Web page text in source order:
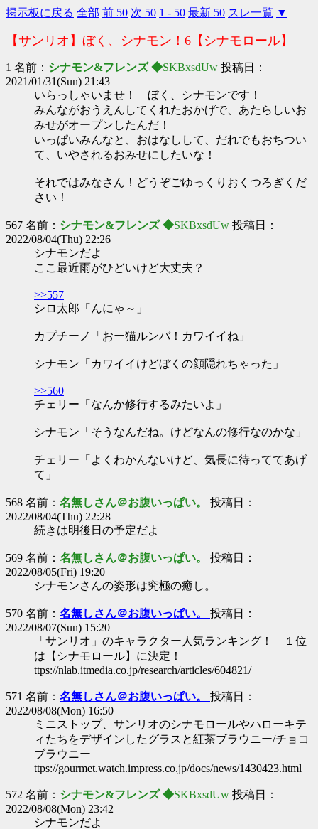
掲示板に戻る 全部 前 50 次 50 1 - 50 最新 50 スレ一覧 ▼
【サンリオ】ぼく、シナモン！6【シナモロール】
1 名前： シナモン&フレンズ ◆SKBxsdUw 投稿日：
2021/01/31(Sun) 21:43
いらっしゃいませ！ ぼく、シナモンです！
みんながおうえんしてくれたおかげで、あたらしいお
みせがオープンしたんだ！
いっぱいみんなと、おはなしして、だれでもおちつい
て、いやされるおみせにしたいな！
それではみなさん！どうぞごゆっくりおくつろぎくだ
さい！
567 名前： シナモン&フレンズ ◆SKBxsdUw 投稿日：
2022/08/04(Thu) 22:26
シナモンだよ
ここ最近雨がひどいけど大丈夫？
>>557
シロ太郎「んにゃ～」
カプチーノ「おー猫ルンバ！カワイイね」
シナモン「カワイイけどぼくの顔隠れちゃった」
>>560
チェリー「なんか修行するみたいよ」
シナモン「そうなんだね。けどなんの修行なのかな」
チェリー「よくわかんないけど、気長に待っててあげ
て」
568 名前： 名無しさん＠お腹いっぱい。 投稿日：
2022/08/04(Thu) 22:28
続きは明後日の予定だよ
569 名前： 名無しさん＠お腹いっぱい。 投稿日：
2022/08/05(Fri) 19:20
シナモンさんの姿形は究極の癒し。
570 名前： 名無しさん＠お腹いっぱい。 投稿日：
2022/08/07(Sun) 15:20
「サンリオ」のキャラクター人気ランキング！ １位
は【シナモロール】に決定！
ttps://nlab.itmedia.co.jp/research/articles/604821/
571 名前： 名無しさん＠お腹いっぱい。 投稿日：
2022/08/08(Mon) 16:50
ミニストップ、サンリオのシナモロールやハローキテ
ィたちをデザインしたグラスと紅茶ブラウニー/チョコ
ブラウニー
ttps://gourmet.watch.impress.co.jp/docs/news/1430423.html
572 名前： シナモン&フレンズ ◆SKBxsdUw 投稿日：
2022/08/08(Mon) 23:42
シナモンだよ